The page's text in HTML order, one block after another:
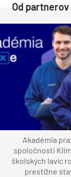
Od partnerov
Akadémia
spoločnosti
školských lavíc
prestížne